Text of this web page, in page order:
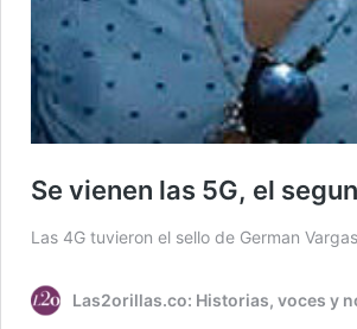
Se vienen las 5G, el
Las 4G tuvieron el sello de German
Las2orillas.co: Historias, voces y